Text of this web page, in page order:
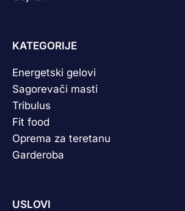
KATEGORIJE
Energetski gelovi
Sagorevači masti
Tribulus
Fit food
Oprema za teretanu
Garderoba
USLOVI